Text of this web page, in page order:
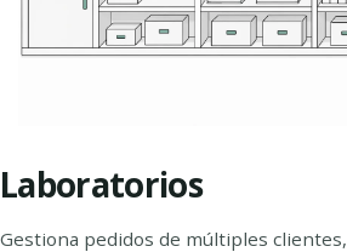
Laboratorios
Gestiona pedidos de múltiples clientes,